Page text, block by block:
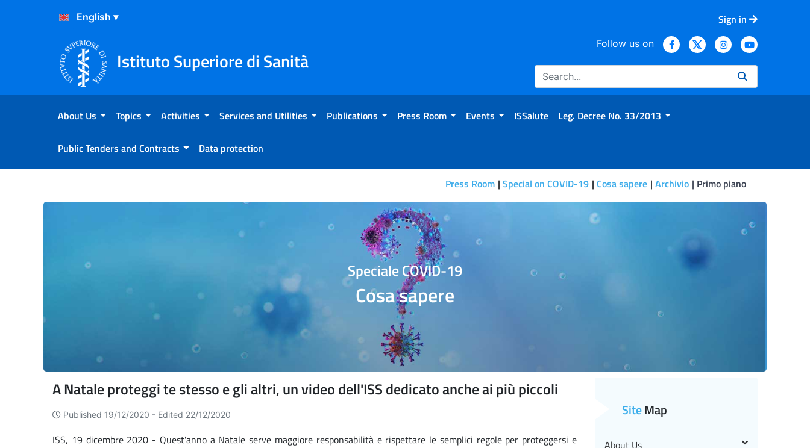
Skip to Content
Skip to Footer
Sign in
Istituto Superiore di Sanità
Follow us on
About Us Topics Activities Services and Utilities Publications Press Room Events ISSalute Leg. Decree No. 33/2013
Public Tenders and Contracts Data protection
Press Room Special on COVID-19 Cosa sapere Archivio Primo piano
A Natale proteggi te stesso e gli altri, un video dell'ISS dedicato anche ai più
Speciale COVID-19
Cosa sapere
A Natale proteggi te stesso e gli altri, un video dell'ISS dedicato anche ai più piccoli
Published 19/12/2020 - Edited 22/12/2020
ISS, 19 dicembre 2020 - Quest'anno a Natale serve maggiore responsabilità e rispettare le semplici regole per proteggersi e
SiteMap